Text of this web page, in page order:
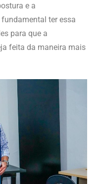
e a
ter essa
para que a
feita da maneira mais